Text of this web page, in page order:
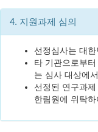
4. 지원과제 심의
선정심사는 대
타 기관으로부
는 심사 대상에
선정된 연구과
한림원에 위탁하